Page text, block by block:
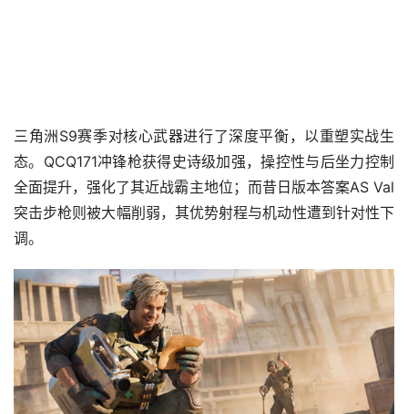
三角洲S9赛季对核心武器进行了深度平衡，以重塑实战生
态。QCQ171冲锋枪获得史诗级加强，操控性与后坐力控制
全面提升，强化了其近战霸主地位；而昔日版本答案AS Val
突击步枪则被大幅削弱，其优势射程与机动性遭到针对性下
调。